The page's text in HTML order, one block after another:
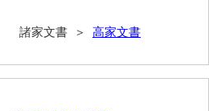
料
府市）
東町）
諸家文書 ＞ 高家文書